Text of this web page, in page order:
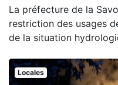
La préfecture de la
restriction des usages
de la situation
Locales